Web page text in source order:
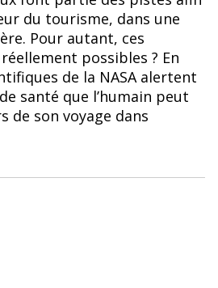
du tourisme, dans une
Pour autant, ces
possibles ? En
de la NASA alertent
santé que l’humain peut
de son voyage dans